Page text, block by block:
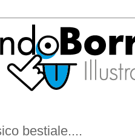
bestiale....